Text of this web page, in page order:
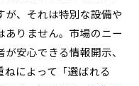
が、それは特別な設備や
りません。市場のニー
安心できる情報開示、
によって「選ばれる